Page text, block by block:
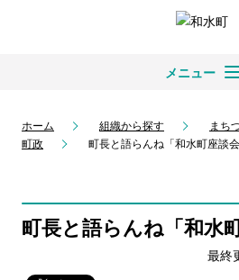
メニュー
ホーム 組織から探す
まち
町政
町長と語らんね「和水町座談会
町長と語らんね「和水
最終